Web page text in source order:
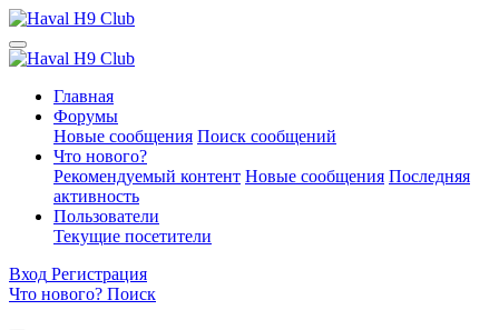
Главная
Форумы
Новые сообщения Поиск сообщений
Что нового?
Рекомендуемый контент Новые сообщения Последняя
активность
Пользователи
Текущие посетители
Вход Регистрация
Что нового? Поиск